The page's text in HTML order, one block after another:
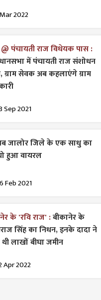
2022
पंचायती राज विधेयक पास :
में पंचायती राज ​संशोधन
सेवक अब कहलाएंगे ग्राम
Sep 2021
जालोर जिले के एक साधु का
हुआ वायरल
Feb 2021
के 'रवि राज' :बीकानेर के
सिंह का निधन, इनके दादा ने
लाखों बीघा जमीन
Apr 2022